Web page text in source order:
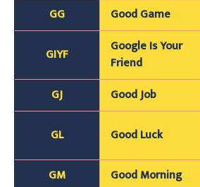
GG
Good Game
GIYF
Google Is Your
Friend
GJ
Good Job
GL Good Luck
GM
Good Morning